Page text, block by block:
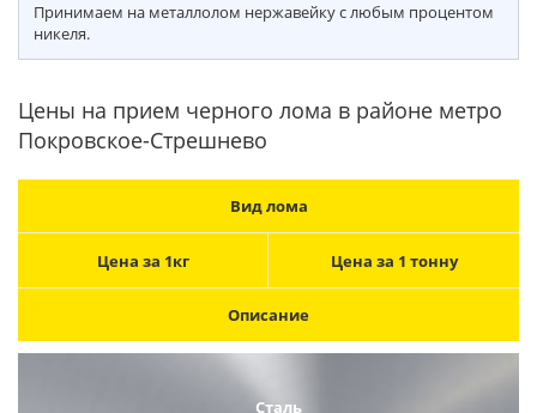
Принимаем на металлолом нержавейку с любым процентом
никеля.
Цены на прием черного лома в районе метро
Покровское-Стрешнево
Вид лома
Цена за 1кг Цена за 1 тонну
Описание
Сталь